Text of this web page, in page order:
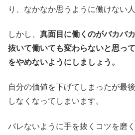
り、なかなか思うように働けない
しかし、 真面目に働くのがバカバ
抜いて働いても変わらないと思っ
をやめないようにしましょう。
自分の価値を下げてしまったが最
しなくなってしまいます。
バレないように手を抜くコツを磨